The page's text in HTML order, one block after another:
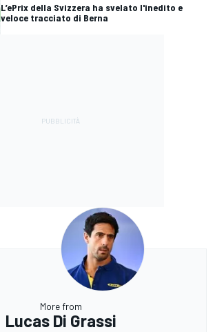
L’ePrix della Svizzera ha svelato l'inedito e
veloce tracciato di Berna
More from
Lucas Di Grassi